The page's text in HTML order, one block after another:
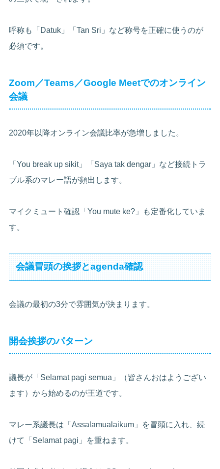
呼称も「Datuk」「Tan Sri」など称号を正確に使うのが
必須です。
Zoom／Teams／Google Meetでのオンライン
会議
2020年以降オンライン会議比率が急増しました。
「You break up sikit」「Saya tak dengar」など接続トラ
ブル系のマレー語が頻出します。
マイクミュート確認「You mute ke?」も定番化していま
す。
会議冒頭の挨拶とagenda確認
会議の最初の3分で雰囲気が決まります。
開会挨拶のパターン
議長が「Selamat pagi semua」（皆さんおはようござい
ます）から始めるのが王道です。
マレー系議長は「Assalamualaikum」を冒頭に入れ、続
けて「Selamat pagi」を重ねます。